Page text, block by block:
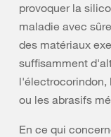
provoquer la
maladie avec
des matériaux
suffisamment
l'électrocorindon,
ou les abrasifs
En ce qui